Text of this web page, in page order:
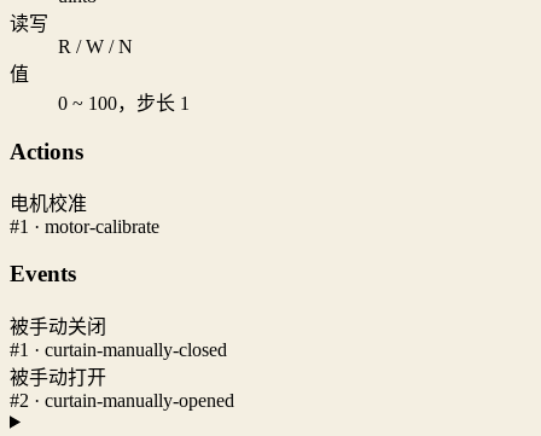
读写
R / W / N
值
0 ~ 100，步长 1
Actions
电机校准
#1 · motor-calibrate
Events
被手动关闭
#1 · curtain-manually-closed
被手动打开
#2 · curtain-manually-opened